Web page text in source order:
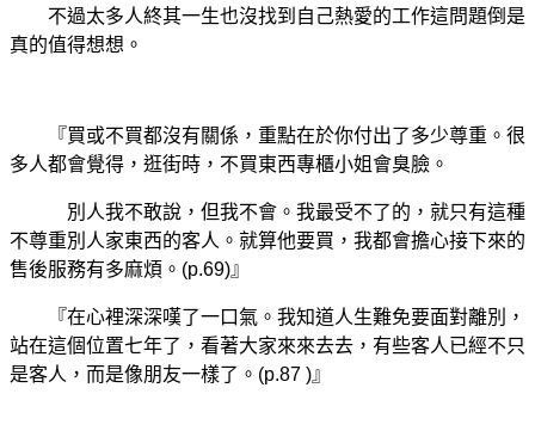
不過太多人終其一生也沒找到自己熱愛的工作這問題倒是
真的值得想想。
『買或不買都沒有關係，重點在於你付出了多少尊重。很
多人都會覺得，逛街時，不買東西專櫃小姐會臭臉。
別人我不敢說，但我不會。我最受不了的，就只有這種
不尊重別人家東西的客人。就算他要買，我都會擔心接下來的
售後服務有多麻煩。(p.69)』
『在心裡深深嘆了一口氣。我知道人生難免要面對離別，
站在這個位置七年了，看著大家來來去去，有些客人已經不只
是客人，而是像朋友一樣了。(p.87 )』